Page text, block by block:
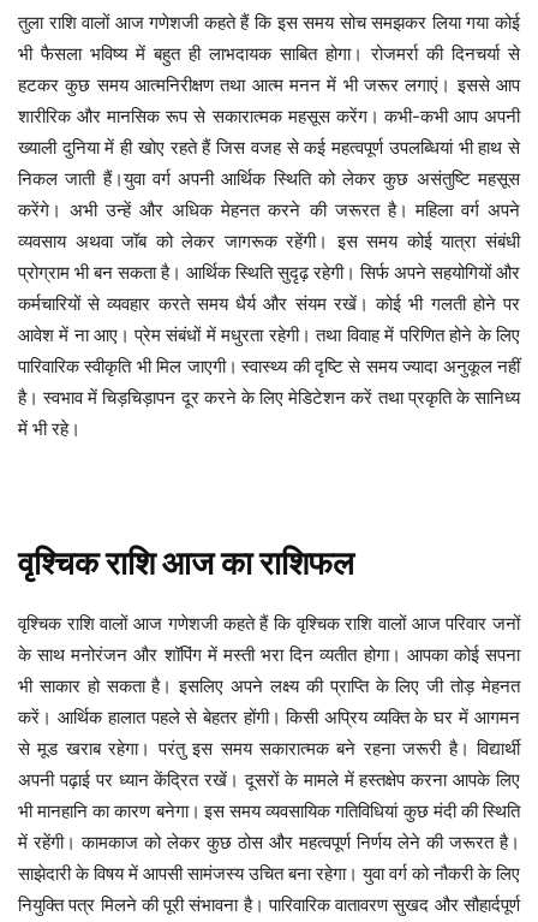
तुला राशि वालों आज गणेशजी कहते हैं किइस समय सोच समझकर लिया गया कोई
भी फैसला भविष्य में बहुत ही लाभदायक साबित होगा। रोजमर्रा की दिनचर्या से
हटकर कुछ समय आत्मनिरीक्षण तथा आत्म मनन में भी जरूर लगाएं। इससे आप
शारीरिक और मानसिक रूप से सकारात्मक महसूस करेंग। कभी-कभी आप अपनी
ख्याली दुनिया में ही खोए रहते हैं जिस वजह से कई महत्वपूर्ण उपलब्धियां भी हाथ से
निकल जाती हैं।युवा वर्ग अपनी आर्थिक स्थिति को लेकर कुछ असंतुष्टि महसूस
करेंगे। अभी उन्हें और अधिक मेहनत करने की जरूरत है। महिला वर्ग अपने
व्यवसाय अथवा जॉब को लेकर जागरूक रहेंगी। इस समय कोई यात्रा संबंधी
प्रोग्राम भी बन सकता है। आर्थिक स्थिति सुदृढ़ रहेगी। सिर्फ अपने सहयोगियों और
कर्मचारियों से व्यवहार करते समय धैर्य और संयम रखें। कोई भी गलती होने पर
आवेश में ना आए। प्रेम संबंधों में मधुरता रहेगी। तथा विवाह में परिणित होने के लिए
पारिवारिक स्वीकृति भी मिल जाएगी। स्वास्थ्य की दृष्टि से समय ज्यादा अनुकूल नहीं
है। स्वभाव में चिड़चिड़ापन दूर करने के लिए मेडिटेशन करें तथा प्रकृति के सानिध्य
में भी रहे।
वृश्चिक राशि आज का राशिफल
वृश्चिक राशि वालों आज गणेशजी कहते हैं कि वृश्चिक राशि वालों आज परिवार जनों
के साथ मनोरंजन और शॉपिंग में मस्ती भरा दिन व्यतीत होगा। आपका कोई सपना
भी साकार हो सकता है। इसलिए अपने लक्ष्य की प्राप्ति के लिए जी तोड़ मेहनत
करें। आर्थिक हालात पहले से बेहतर होंगी। किसी अप्रिय व्यक्ति के घर में आगमन
से मूड खराब रहेगा। परंतु इस समय सकारात्मक बने रहना जरूरी है। विद्यार्थी
अपनी पढ़ाई पर ध्यान केंद्रित रखें। दूसरों के मामले में हस्तक्षेप करना आपके लिए
भी मानहानि का कारण बनेगा। इस समय व्यवसायिक गतिविधियां कुछ मंदी की स्थिति
में रहेंगी। कामकाज को लेकर कुछ ठोस और महत्वपूर्ण निर्णय लेने की जरूरत है।
साझेदारी के विषय में आपसी सामंजस्य उचित बना रहेगा। युवा वर्ग को नौकरी के लिए
नियुक्ति पत्र मिलने की पूरी संभावना है। पारिवारिक वातावरण सुखद और सौहार्दपूर्ण